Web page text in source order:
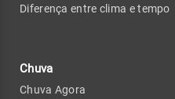
Diferença entre clima e tempo
Chuva
Chuva Agora